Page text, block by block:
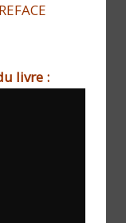
livre :